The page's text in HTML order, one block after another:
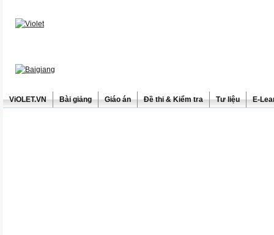
ViOLET.VN Bài giảng Giáo án Đề thi & Kiểm tra Tư liệu E-